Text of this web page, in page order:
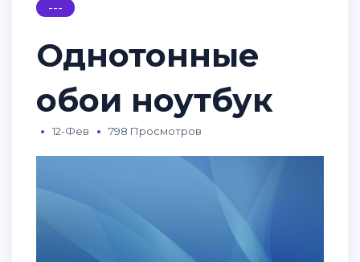
---
Однотонные
обои ноутбук
12-Фев 798 Просмотров